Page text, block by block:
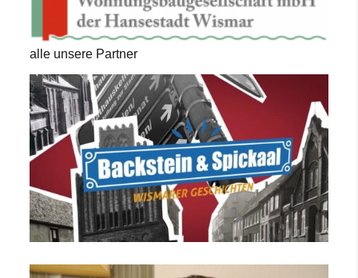
alle unsere Partner